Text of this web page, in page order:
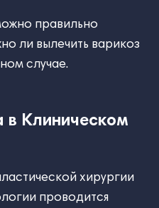
правильно
ли вылечить варикоз
случае.
в Клиническом
хирургии
проводится